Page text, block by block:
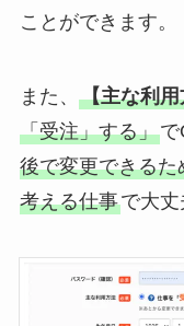
ことができます。
また、 【主な利
「受注」する」で
後で変更できる
考える仕事で大丈